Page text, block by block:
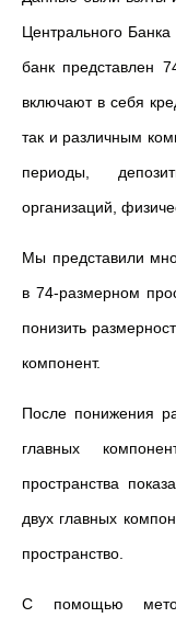
Центрального
банк представлен
включают в себя
так и различным
периоды,
организаций,
Мы представили
в 74-размерном
понизить
компонент.
После понижения
главных
пространства
двух главных
пространство.
С помощью